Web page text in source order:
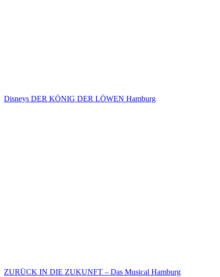
Disneys DER KÖNIG DER LÖWEN Hamburg
ZURÜCK IN DIE ZUKUNFT – Das Musical Hamburg